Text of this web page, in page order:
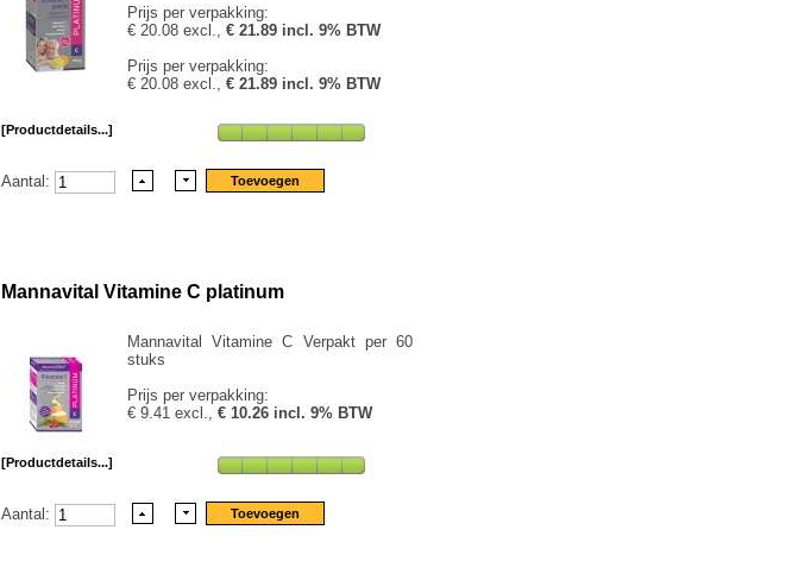
Prijs per verpakking:
€ 20.08 excl., € 21.89 incl. 9% BTW
Prijs per verpakking:
€ 20.08 excl., € 21.89 incl. 9% BTW
[Productdetails...]
Aantal:
Mannavital Vitamine C platinum
Mannavital Vitamine C Verpakt per 60
stuks
Prijs per verpakking:
€ 9.41 excl., € 10.26 incl. 9% BTW
[Productdetails...]
Aantal: